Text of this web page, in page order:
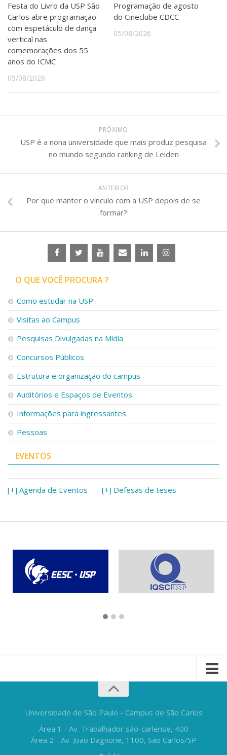
Festa do Livro da USP São
Carlos abre programação
com espetáculo de dança
vertical nas
comemorações dos 55
anos do ICMC
05/08/2026
Programação de agosto
do Cineclube CDCC
05/08/2026
PRÓXIMO
USP é a nona universidade que mais produz pesquisa
no mundo segundo ranking de Leiden
ANTERIOR
Por que manter o vínculo com a USP depois de se
formar?
O QUE VOCÊ PROCURA ?
Como estudar na USP
Visitas ao Campus
Pesquisas Divulgadas na Mídia
Concursos Públicos
Estrutura e organização do campus
Auditórios e Espaços de Eventos
Informações para ingressantes
Pessoas
EVENTOS
[+] Agenda de Eventos [+] Defesas de teses
Universidade de São Paulo - Campus de São Carlos
Área 1 - Av. Trabalhador são-carlense, 400
Área 2 - Av. João Dagnone, 1100, São Carlos/SP